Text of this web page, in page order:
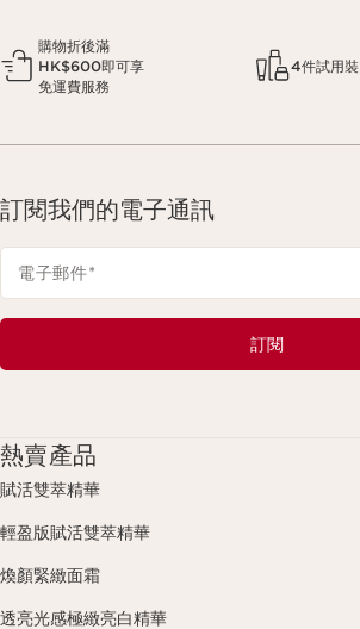
購物折後滿
HK$600即可享
免運費服務
4件試用裝
訂閱我們的電子通訊
電子郵件*
訂閱
熱賣產品
賦活雙萃精華
輕盈版賦活雙萃精華
煥顏緊緻面霜
透亮光感極緻亮白精華